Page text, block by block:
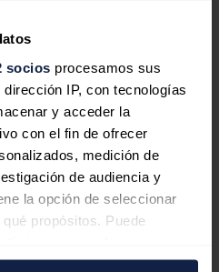
socios procesamos sus
IP, con tecnologías
y acceder la
con el fin de ofrecer
medición de
de audiencia y
la opción de seleccionar
propósitos. Puede
de cookies o clicando en
Eni finalizan
en el
frente a las
han finalizado con
2, perforado para
de Cronos en el